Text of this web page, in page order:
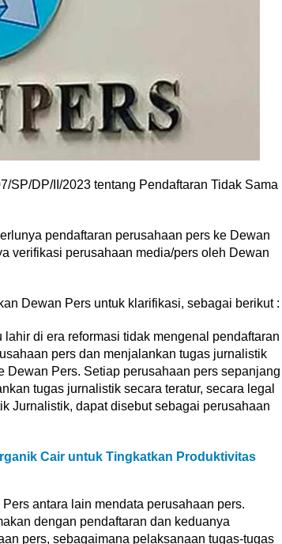
SP/DP/II/2023 tentang Pendaftaran Tidak Sama
pendaftaran perusahaan pers ke Dewan
verifikasi perusahaan media/pers oleh Dewan
Dewan Pers untuk klarifikasi, sebagai berikut :
di era reformasi tidak mengenal pendaftaran
pers dan menjalankan tugas jurnalistik
Dewan Pers. Setiap perusahaan pers sepanjang
tugas jurnalistik secara teratur, secara legal
Jurnalistik, dapat disebut sebagai perusahaan
Cair untuk Tingkatkan Produktivitas
antara lain mendata perusahaan pers.
dengan pendaftaran dan keduanya
pers, sebagaimana pelaksanaan tugas-tugas